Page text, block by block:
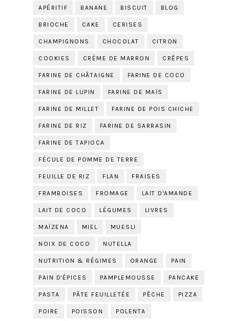
APÉRITIF BANANE BISCUIT BLOG
BRIOCHE CAKE CERISES
CHAMPIGNONS CHOCOLAT CITRON
COOKIES CRÈME DE MARRON CRÊPES
FARINE DE CHÂTAIGNE FARINE DE COCO
FARINE DE LUPIN FARINE DE MAÏS
FARINE DE MILLET FARINE DE POIS CHICHE
FARINE DE RIZ FARINE DE SARRASIN
FARINE DE TAPIOCA
FÉCULE DE POMME DE TERRE
FEUILLE DE RIZ FLAN FRAISES
FRAMBOISES FROMAGE LAIT D'AMANDE
LAIT DE COCO LÉGUMES LIVRES
MAÏZENA MIEL MUESLI
NOIX DE COCO NUTELLA
NUTRITION & RÉGIMES ORANGE PAIN
PAIN D'ÉPICES PAMPLEMOUSSE PANCAKE
PASTA PÂTE FEUILLETÉE PÊCHE PIZZA
POIRE POISSON POLENTA